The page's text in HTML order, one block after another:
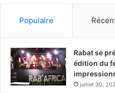
Populaire
Rabat se
édition du
juillet 30,